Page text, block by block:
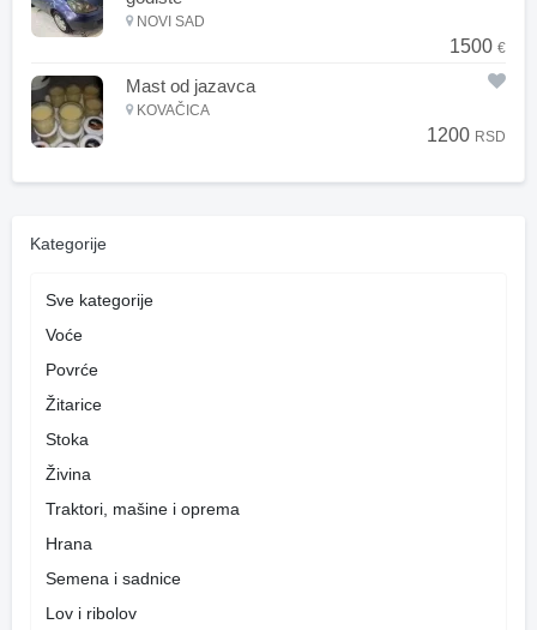
NOVI SAD
1500 €
Mast od jazavca
KOVAČICA
1200 RSD
Kategorije
Sve kategorije
Voće
Povrće
Žitarice
Stoka
Živina
Traktori, mašine i oprema
Hrana
Semena i sadnice
Lov i ribolov